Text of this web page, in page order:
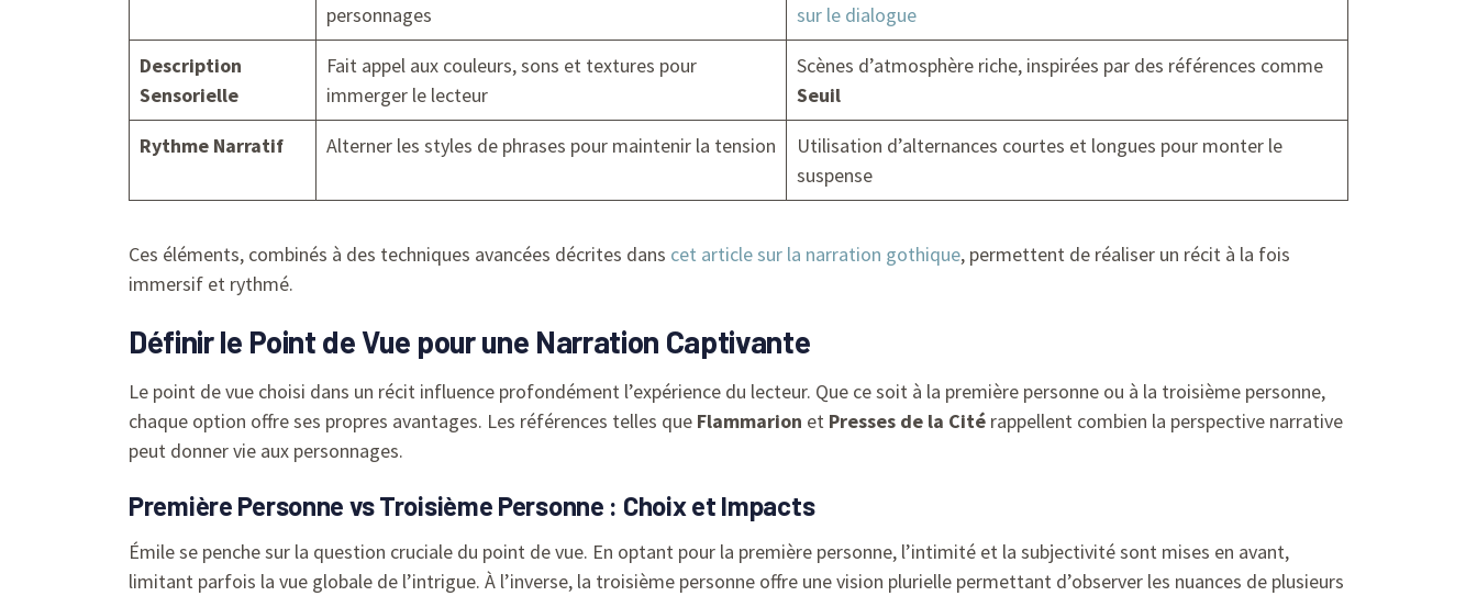
personnages
sur le dialogue
Description
Sensorielle
Fait appel aux couleurs, sons et textures pour
immerger le lecteur
Scènes d’atmosphère riche, inspirées par des références comme
Seuil
Rythme Narratif
Alterner les styles de phrases pour maintenir la tension
Utilisation d’alternances courtes et longues pour monter le
suspense
Ces éléments, combinés à des techniques avancées décrites dans cet article sur la narration gothique, permettent de réaliser un récit à la fois
immersif et rythmé.
Définir le Point de Vue pour une Narration Captivante
Le point de vue choisi dans un récit influence profondément l’expérience du lecteur. Que ce soit à la première personne ou à la troisième personne,
chaque option offre ses propres avantages. Les références telles que Flammarion et Presses de la Cité rappellent combien la perspective narrative
peut donner vie aux personnages.
Première Personne vs Troisième Personne : Choix et Impacts
Émile se penche sur la question cruciale du point de vue. En optant pour la première personne, l’intimité et la subjectivité sont mises en avant,
limitant parfois la vue globale de l’intrigue. À l’inverse, la troisième personne offre une vision plurielle permettant d’observer les nuances de plusieurs